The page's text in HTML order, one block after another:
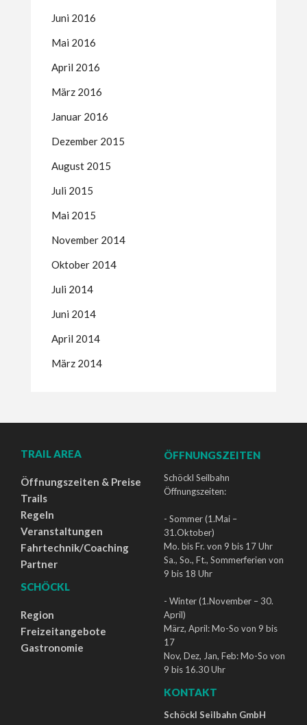
Juni 2016
Mai 2016
April 2016
März 2016
Januar 2016
Dezember 2015
August 2015
Juli 2015
Mai 2015
November 2014
Oktober 2014
Juli 2014
Juni 2014
April 2014
März 2014
TRAIL AREA
Öffnungszeiten & Preise
Trails
Regeln
Veranstaltungen
Fahrtechnik/Coaching
Partner
SCHÖCKL
Region
Freizeitangebote
Gastronomie
ÖFFNUNGSZEITEN
Schöckl Seilbahn
Öffnungszeiten:
- Sommer (1.Mai –
31.Oktober)
Mo. bis Fr. von 9 bis 17 Uhr
Sa., So., Ft., Sommerferien von
9 bis 18 Uhr
- Winter (1.November – 30.
April)
März, April: Mo-So von 9 bis
17
Nov, Dez, Jan, Feb: Mo-So von
9 bis 16.30 Uhr
KONTAKT
Schöckl Seilbahn GmbH